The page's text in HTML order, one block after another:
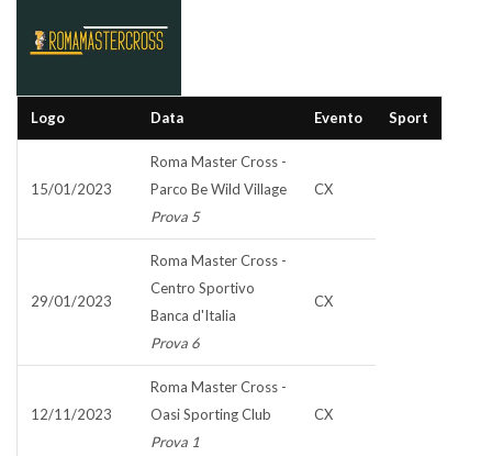
Logo Data Evento Sport
15/01/2023
Roma Master Cross -
Parco Be Wild Village
Prova 5
CX
29/01/2023
Roma Master Cross -
Centro Sportivo
Banca d'Italia
Prova 6
CX
12/11/2023
Roma Master Cross -
Oasi Sporting Club
Prova 1
CX